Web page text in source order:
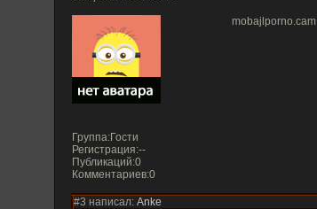
Группа:Гости
Регистрация:--
Публикаций:0
Комментариев:0
mobajlporno.cam
#3 написал: Anke